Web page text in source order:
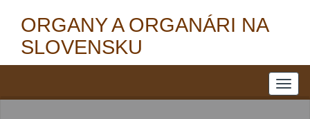
ORGANY A ORGANÁRI NA
SLOVENSKU